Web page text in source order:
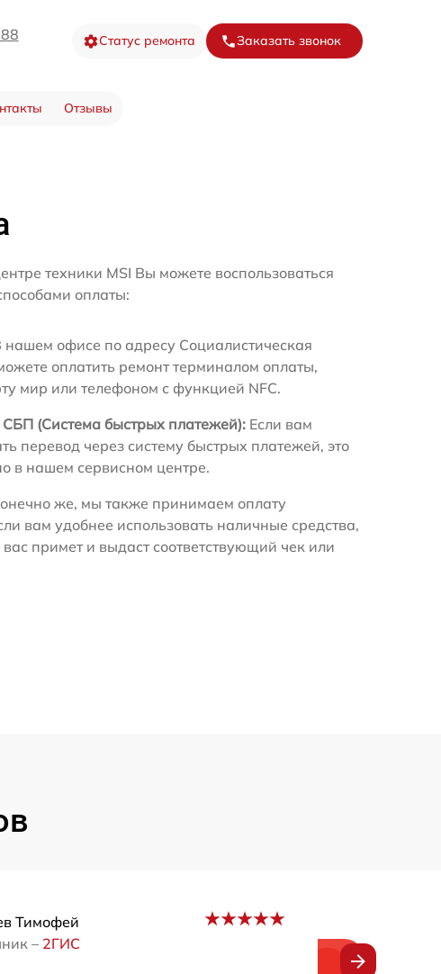
Статус ремонта Заказать звонок
Отзывы
техники MSI Вы можете воспользоваться
оплаты:
нашем офисе по адресу Социалистическая
оплатить ремонт терминалом оплаты,
мир или телефоном с функцией NFC.
(Система быстрых платежей): Если вам
перевод через систему быстрых платежей, это
в нашем сервисном центре.
же, мы также принимаем оплату
вам удобнее использовать наличные средства,
примет и выдаст соответствующий чек или
Тимофей
– 2ГИС